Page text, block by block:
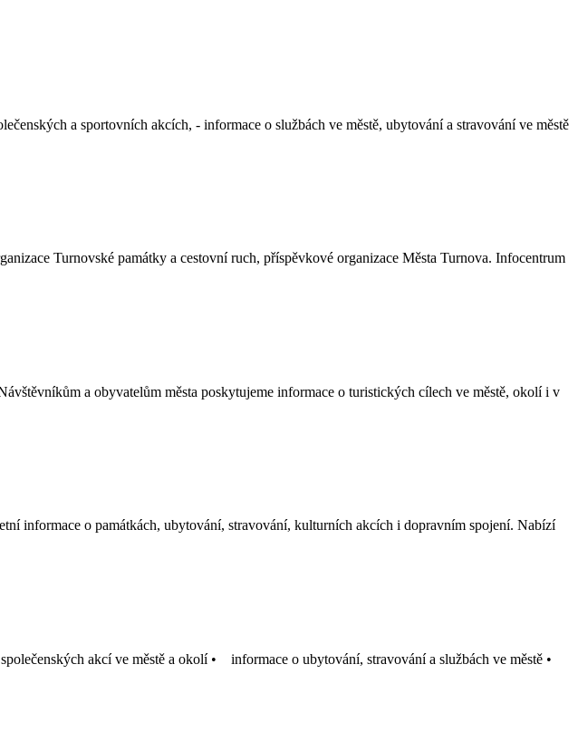
a sportovních akcích, - informace o službách ve městě, ubytování a stravování ve městě
Turnovské památky a cestovní ruch, příspěvkové organizace Města Turnova. Infocentrum
a obyvatelům města poskytujeme informace o turistických cílech ve městě, okolí i v
informace o památkách, ubytování, stravování, kulturních akcích i dopravním spojení. Nabízí
akcí ve městě a okolí • informace o ubytování, stravování a službách ve městě •